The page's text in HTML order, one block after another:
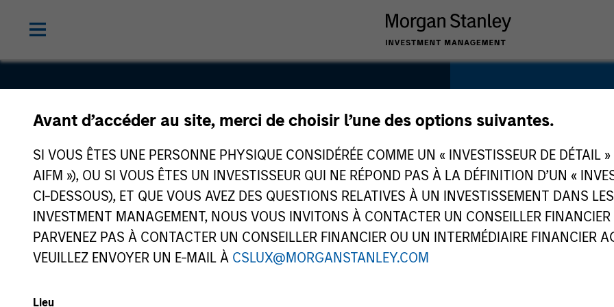
Avant d’accéder au site, merci de choisir l’une des options suivantes.
SI VOUS ÊTES UNE PERSONNE PHYSIQUE CONSIDÉRÉE COMME UN « INVESTISSEUR DE DÉTAIL
AIFM »), OU SI VOUS ÊTES UN INVESTISSEUR QUI NE RÉPOND PAS À LA DÉFINITION D’UN «
CI-DESSOUS), ET QUE VOUS AVEZ DES QUESTIONS RELATIVES À UN INVESTISSEMENT DANS
INVESTMENT MANAGEMENT, NOUS VOUS INVITONS À CONTACTER UN CONSEILLER
PARVENEZ PAS À CONTACTER UN CONSEILLER FINANCIER OU UN INTERMÉDIAIRE FINANCIER
VEUILLEZ ENVOYER UN E-MAIL À CSLUX@MORGANSTANLEY.COM
Lieu
PPC Flexible
Packaging
Industrial Services
United States